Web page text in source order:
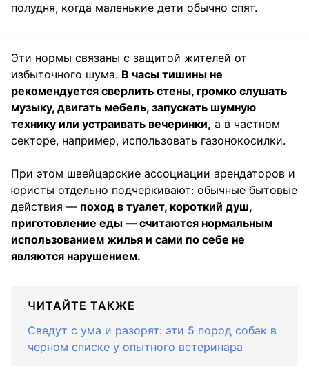
полудня, когда маленькие дети обычно спят.
Эти нормы связаны с защитой жителей от
избыточного шума. В часы тишины не
рекомендуется сверлить стены, громко слушать
музыку, двигать мебель, запускать шумную
технику или устраивать вечеринки, а в частном
секторе, например, использовать газонокосилки.
При этом швейцарские ассоциации арендаторов и
юристы отдельно подчеркивают: обычные бытовые
действия — поход в туалет, короткий душ,
приготовление еды — считаются нормальным
использованием жилья и сами по себе не
являются нарушением.
ЧИТАЙТЕ ТАКЖЕ
Сведут с ума и разорят: эти 5 пород собак в
черном списке у опытного ветеринара